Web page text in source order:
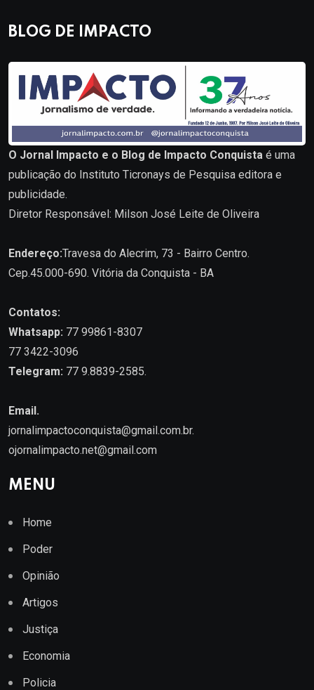
BLOG DE IMPACTO
O Jornal Impacto e o Blog de Impacto Conquista é uma
publicação do Instituto Ticronays de Pesquisa editora e
publicidade.
Diretor Responsável: Milson José Leite de Oliveira
Endereço:Travesa do Alecrim, 73 - Bairro Centro.
Cep.45.000-690. Vitória da Conquista - BA
Contatos:
Whatsapp: 77 99861-8307
77 3422-3096
Telegram: 77 9.8839-2585.
Email.
jornalimpactoconquista@gmail.com.br.
ojornalimpacto.net@gmail.com
MENU
Home
Poder
Opinião
Artigos
Justiça
Economia
Policia